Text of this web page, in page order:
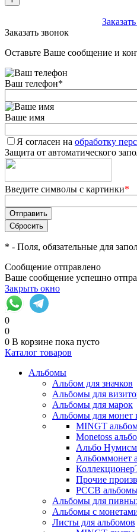
Заказать звонок
Оставьте Ваше сообщение и
Ваш телефон*
Ваше имя
Я согласен на обработку
Защита от автоматического
Введите символы с картинки*
* - Поля, обязательные для
Сообщение отправлено
Ваше сообщение успешно
Закрыть окно
0
0
0 В корзине пока пусто
Каталог товаров
Альбомы
Альбом для значков
Альбомы для
Альбомы для марок
Альбомы для монет
MINGT
Monetoss
Альбо
Альбоммонет
Прочие
РССВ
Альбомы для
Альбомы с
Листы для альбомов